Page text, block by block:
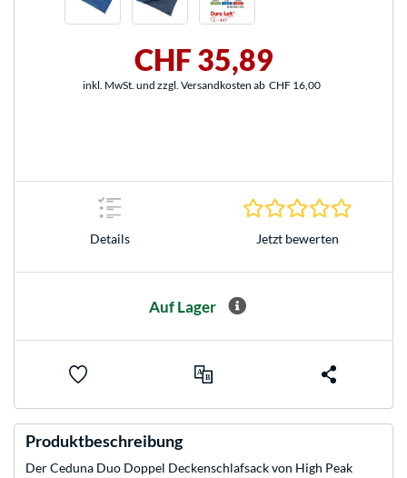
CHF 35,89
inkl. MwSt. und zzgl. Versandkosten ab CHF 16,00
Details Jetzt bewerten
Auf Lager
Produktbeschreibung
Der Ceduna Duo Doppel Deckenschlafsack von High Peak